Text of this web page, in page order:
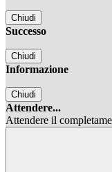
Chiudi
Successo
Chiudi
Informazione
Chiudi
Attendere...
Attendere il